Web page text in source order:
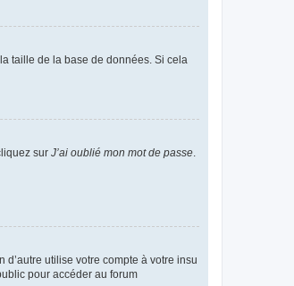
taille de la base de données. Si cela
sur J’ai oublié mon mot de passe.
utilise votre compte à votre insu
pour accéder au forum